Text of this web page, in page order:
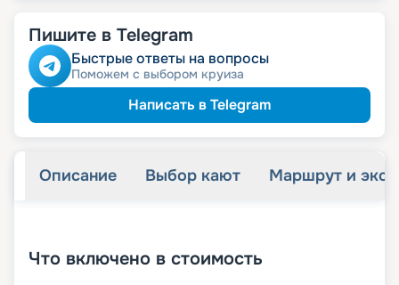
Скидка
пенсионерам
Скидка сотрудникам силовых
Скидка многодетнымсемьям
Скидкаветеранам
Пишите в Telegram
Быстрые ответы на вопросы
Поможем с выбором круиза
Написать в Telegram
Описание Выбор кают Маршрут и
Что включено в стоимость